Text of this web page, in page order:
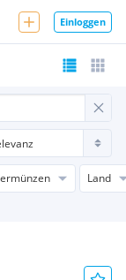
Einloggen
Land